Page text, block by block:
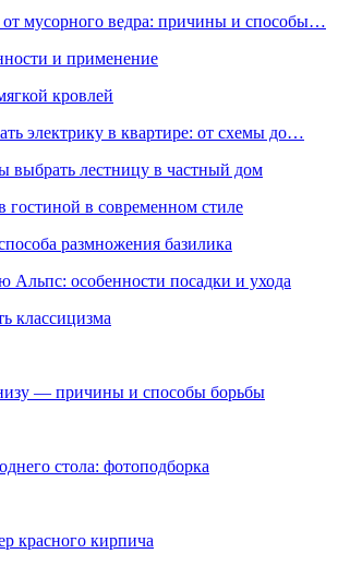
мусорного ведра: причины и способы…
и применение
кровлей
электрику в квартире: от схемы до…
выбрать лестницу в частный дом
в современном стиле
размножения базилика
особенности посадки и ухода
классицизма
— причины и способы борьбы
стола: фотоподборка
красного кирпича